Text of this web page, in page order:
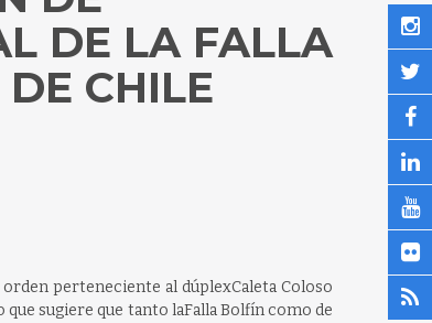
DE LA FALLA
CHILE
perteneciente al dúplexCaleta Coloso
sugiere que tanto laFalla Bolfín como de